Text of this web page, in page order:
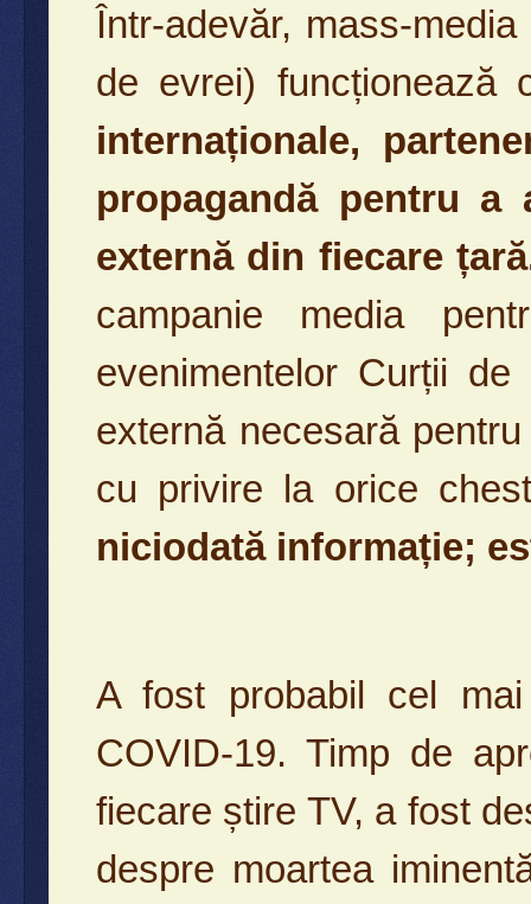
Într-adevăr, mass-
de evrei) funcționează
internaționale,
propagandă pentru a
externă din fiecare
campanie media
evenimentelor Curții
externă necesară
cu privire la orice
niciodată informație;
A fost probabil cel
COVID-19. Timp de
fiecare știre TV, a fost
despre moartea